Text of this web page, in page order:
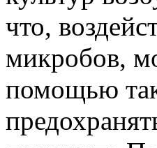
что,
микробов,
помощью